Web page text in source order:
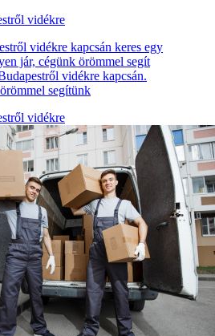
vidékre
vidékre kapcsán keres egy
jár, cégünk örömmel segít
vidékre kapcsán.
segítünk
vidékre